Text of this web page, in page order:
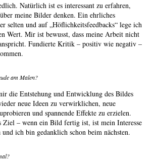
Natürlich ist es interessant zu erfahren,
meine Bilder denken. Ein ehrliches
selten und auf „Höflichkeitsfeedbacks“ lege ich
Wert. Mir ist bewusst, dass meine Arbeit nicht
Fundierte Kritik – positiv wie negativ –
am Malen?
die Entstehung und Entwicklung des Bildes
neue Ideen zu verwirklichen, neue
und spannende Effekte zu erzielen.
Ziel – wenn ein Bild fertig ist, ist mein Interesse
und ich bin gedanklich schon beim nächsten.